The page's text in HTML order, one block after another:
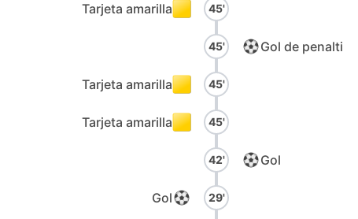
Tarjeta amarilla 45'
45' Gol de penalti
Tarjeta amarilla 45'
Tarjeta amarilla 45'
42' Gol
Gol 29'